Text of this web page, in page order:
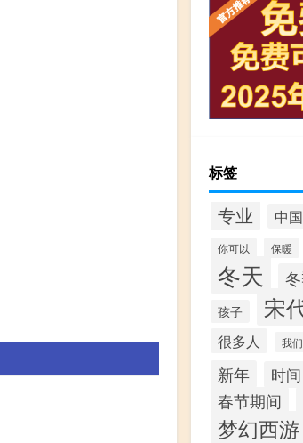
标签
专业 中国
你可以 保暖
冬天
孩子 宋
很多人 我
新年 时间
春节期间
梦幻西游